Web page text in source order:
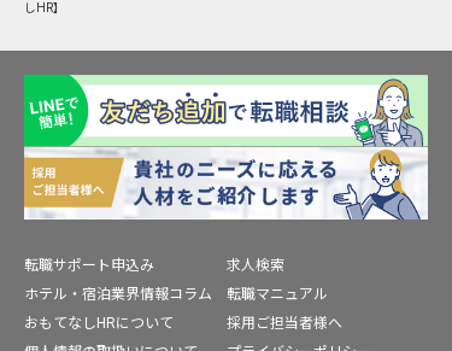
しHR】
転職サポート申込み
求人検索
ホテル・宿泊業界情報コラム
転職マニュアル
おもてなしHRについて
採用ご担当者様へ